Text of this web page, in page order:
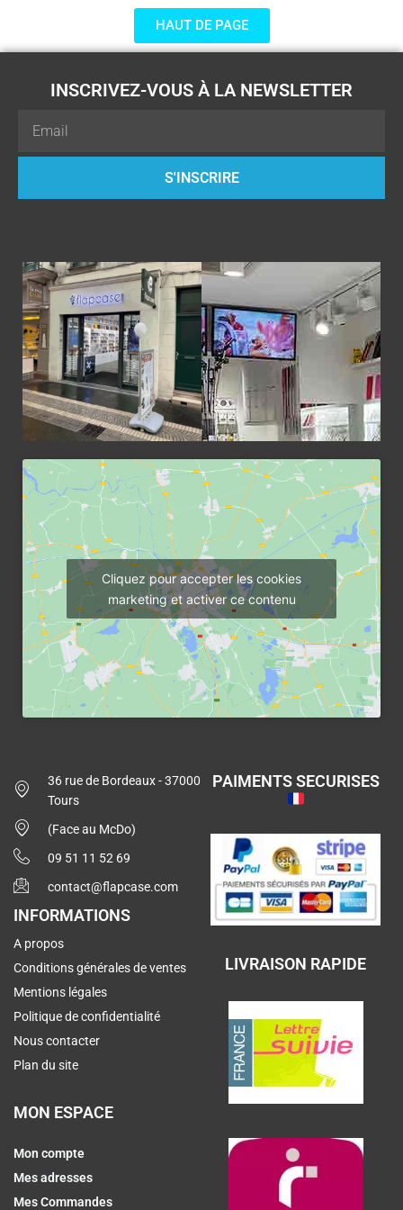
HAUT DE PAGE
INSCRIVEZ-VOUS À LA NEWSLETTER
S'INSCRIRE
Cliquez pour accepter les cookies
marketing et activer ce contenu
36 rue de Bordeaux - 37000
Tours
(Face au McDo)
09 51 11 52 69
contact@flapcase.com
INFORMATIONS
A propos
Conditions générales de ventes
Mentions légales
Politique de confidentialité
Nous contacter
Plan du site
MON ESPACE
Mon compte
Mes adresses
Mes Commandes
PAIMENTS SECURISES
LIVRAISON RAPIDE